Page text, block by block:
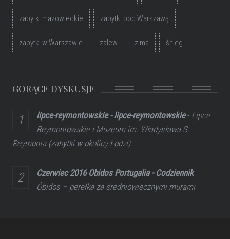
zabytki mazowieckie zabytki pod Warszawą
zabytki w Warszawie zalew zima śnieg
GORĄCE DYSKUSJE
lipce-reymontowskie - lipce-reymontowskie- Lipce
Reymontowskie i Muzeum im. Władysława S.
Reymonta (zabytki w okolicy Łodzi)
Czerwiec 2016 Obidos Portugalia - Codziennik-
Óbidos – perełka za średniowiecznymi murami